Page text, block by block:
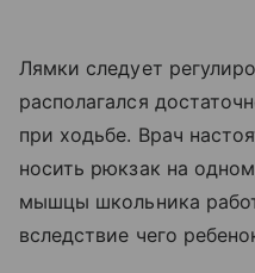
Лямки следует
располагался
при ходьбе. Врач
носить рюкзак на
мышцы школьника
вследствие чего